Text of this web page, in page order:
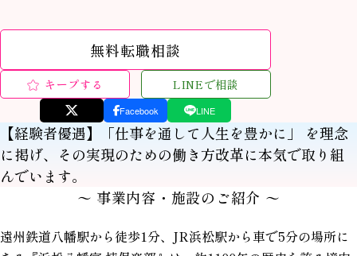
無料転職相談
キープする LINEで相談
Facebook LINE
【経験者優遇】「仕事を通して人生を豊かに」 を理念
に掲げ、その実現のための働き方改革に本気で取り組
んでいます。
〜 事業内容・施設のご紹介 〜
遠州鉄道八幡駅から徒歩1分、JR浜松駅から車で5分の場所に